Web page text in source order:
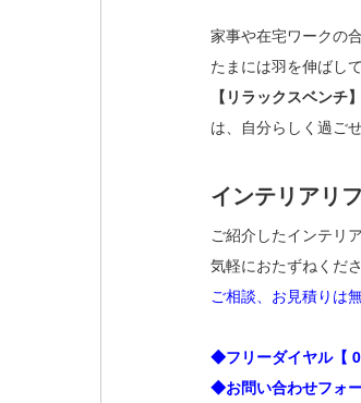
家事や在宅ワークの
たまには羽を伸ばし
【リラックスベンチ】
は、自分らしく過ご
インテリアリ
ご紹介したインテリ
気軽におたずねくだ
ご相談、お見積りは
◆フリーダイヤル【
◆お問い合わせフォ